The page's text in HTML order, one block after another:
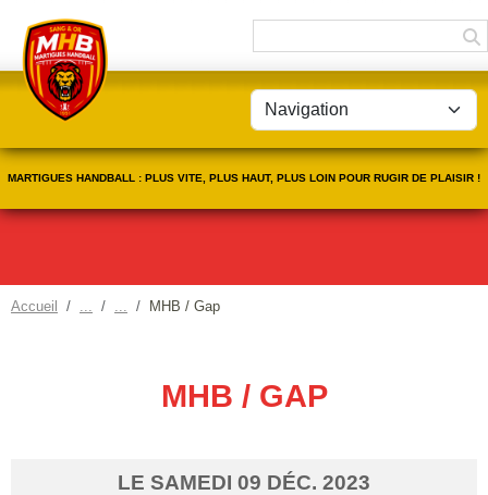
MARTIGUES HANDBALL : PLUS VITE, PLUS HAUT, PLUS LOIN POUR RUGIR DE PLAISIR !
Accueil MHB / Gap
MHB / GAP
LE SAMEDI 09 DÉC. 2023